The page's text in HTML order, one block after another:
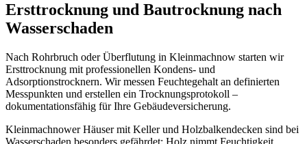
Ersttrocknung und Bautrocknung nach
Wasserschaden
Nach Rohrbruch oder Überflutung in Kleinmachnow starten wir
Ersttrocknung mit professionellen Kondens- und
Adsorptionstrocknern. Wir messen Feuchtegehalt an definierten
Messpunkten und erstellen ein Trocknungsprotokoll –
dokumentationsfähig für Ihre Gebäudeversicherung.
Kleinmachnower Häuser mit Keller und Holzbalkendecken sind bei